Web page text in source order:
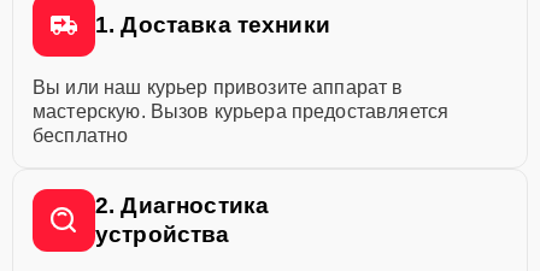
1. Доставка техники
Вы или наш курьер привозите аппарат в
мастерскую. Вызов курьера предоставляется
бесплатно
2. Диагностика
устройства